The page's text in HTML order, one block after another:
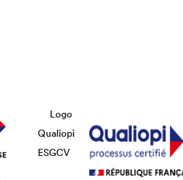
Logo
Qualiopi
ESGCV